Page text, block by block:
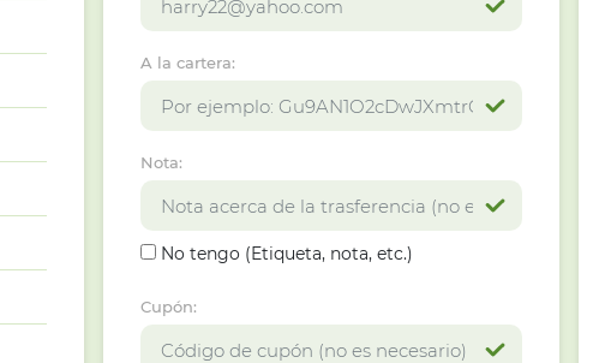
A la cartera:
Nota:
No tengo (Etiqueta, nota, etc.)
Cupón: